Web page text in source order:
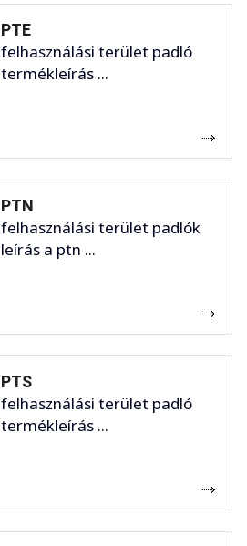
PTE
felhasználási terület padló
termékleírás ...
PTN
felhasználási terület padlók
leírás a ptn ...
PTS
felhasználási terület padló
termékleírás ...